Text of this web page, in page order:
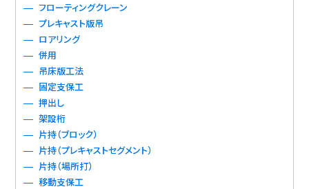
フローティングクレーン
プレキャスト版吊
ロアリング
併用
吊床版工法
固定支保工
押出し
架設桁
片持（ブロック）
片持（プレキャストセグメント）
片持（場所打）
移動支保工